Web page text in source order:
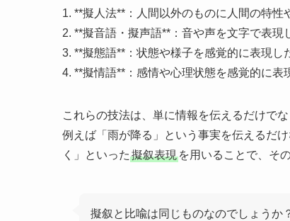
1. **擬人法**：人間以外のものに人間の特性
2. **擬音語・擬声語**：音や声を文字で表現
3. **擬態語**：状態や様子を感覚的に表現し
4. **擬情語**：感情や心理状態を感覚的に表
これらの技法は、単に情報を伝えるだけで
例えば「雨が降る」という事実を伝えるだ
く」といった 擬叙表現 を用いることで、そ
擬叙と比喩は同じものなのでしょうか